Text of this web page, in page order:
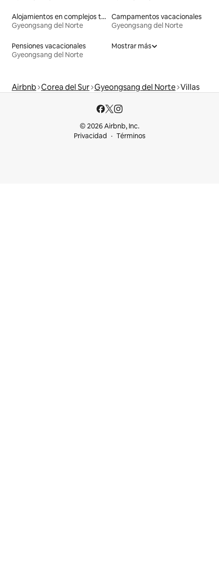
Alojamientos en complejos turísticos
Gyeongsang del Norte
Campamentos vacacionales
Gyeongsang del Norte
Pensiones vacacionales
Gyeongsang del Norte
Mostrar más
Airbnb Corea del Sur Gyeongsang del Norte Villas
© 2026 Airbnb, Inc.
Privacidad
Términos